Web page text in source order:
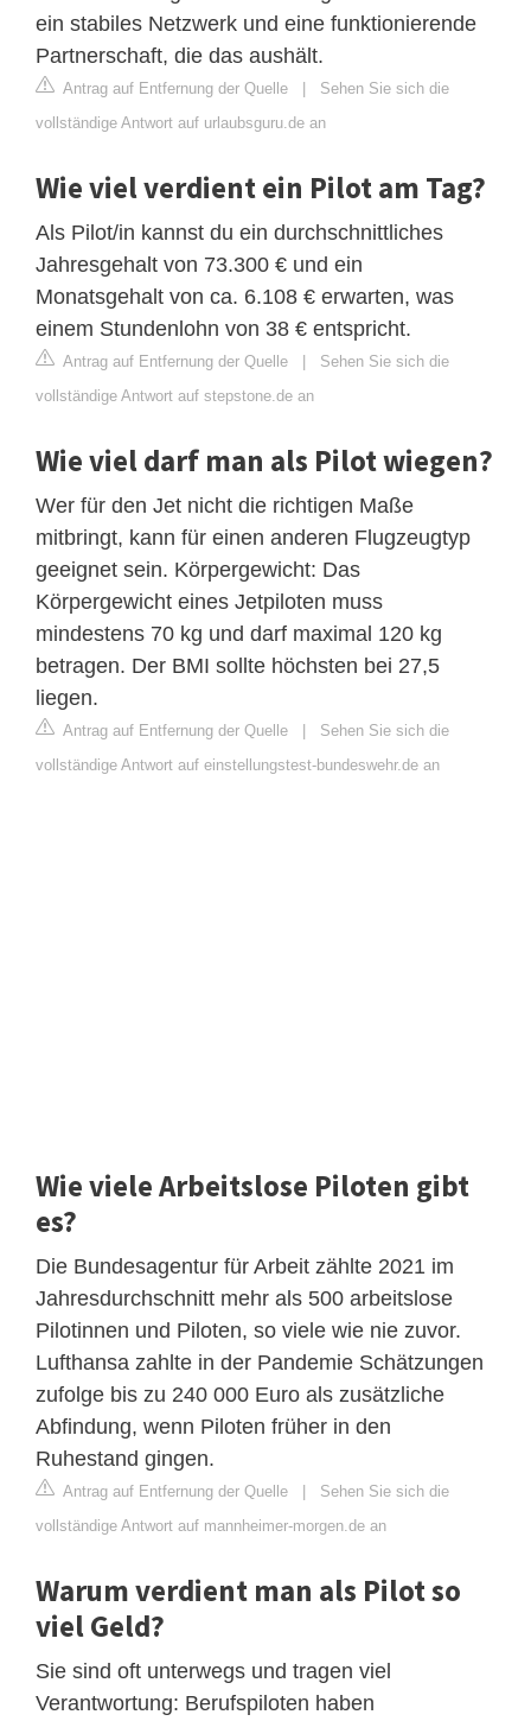
ein stabiles Netzwerk und eine funktionierende
Partnerschaft, die das aushält.
Antrag auf Entfernung der Quelle | Sehen Sie sich die
vollständige Antwort auf urlaubsguru.de an
Wie viel verdient ein Pilot am Tag?
Als Pilot/in kannst du ein durchschnittliches
Jahresgehalt von 73.300 € und ein
Monatsgehalt von ca. 6.108 € erwarten, was
einem Stundenlohn von 38 € entspricht.
Antrag auf Entfernung der Quelle | Sehen Sie sich die
vollständige Antwort auf stepstone.de an
Wie viel darf man als Pilot wiegen?
Wer für den Jet nicht die richtigen Maße
mitbringt, kann für einen anderen Flugzeugtyp
geeignet sein. Körpergewicht: Das
Körpergewicht eines Jetpiloten muss
mindestens 70 kg und darf maximal 120 kg
betragen. Der BMI sollte höchsten bei 27,5
liegen.
Antrag auf Entfernung der Quelle | Sehen Sie sich die
vollständige Antwort auf einstellungstest-bundeswehr.de an
Wie viele Arbeitslose Piloten gibt
es?
Die Bundesagentur für Arbeit zählte 2021 im
Jahresdurchschnitt mehr als 500 arbeitslose
Pilotinnen und Piloten, so viele wie nie zuvor.
Lufthansa zahlte in der Pandemie Schätzungen
zufolge bis zu 240 000 Euro als zusätzliche
Abfindung, wenn Piloten früher in den
Ruhestand gingen.
Antrag auf Entfernung der Quelle | Sehen Sie sich die
vollständige Antwort auf mannheimer-morgen.de an
Warum verdient man als Pilot so
viel Geld?
Sie sind oft unterwegs und tragen viel
Verantwortung: Berufspiloten haben